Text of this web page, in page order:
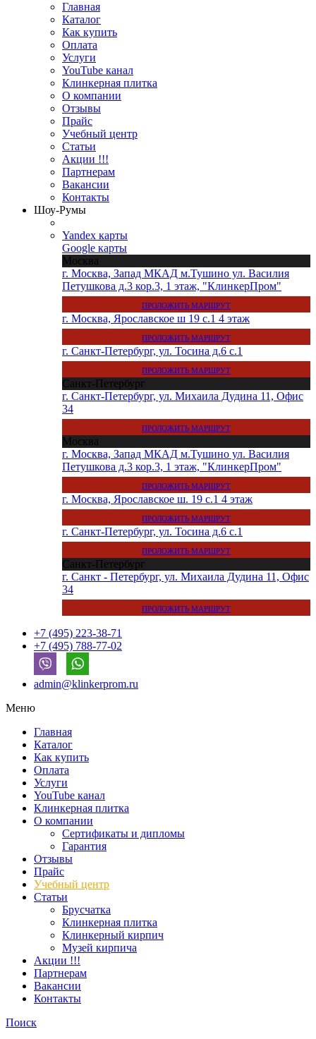
Главная
Каталог
Как купить
Оплата
Услуги
YouTube канал
Клинкерная плитка
О компании
Отзывы
Прайс
Учебный центр
Статьи
Акции !!!
Партнерам
Вакансии
Контакты
Шоу-Румы
Yandex карты
Google карты
Москва
г. Москва, Запад МКАД м.Тушино ул. Василия
Петушкова д.3 кор.3, 1 этаж, "КлинкерПром"
ПРОЛОЖИТЬ МАРШРУТ
г. Москва, Ярославское ш 19 с.1 4 этаж
ПРОЛОЖИТЬ МАРШРУТ
г. Санкт-Петербург, ул. Тосина д.6 с.1
ПРОЛОЖИТЬ МАРШРУТ
Санкт-Петербург
г. Санкт-Петербург, ул. Михаила Дудина 11, Офис
34
ПРОЛОЖИТЬ МАРШРУТ
Москва
г. Москва, Запад МКАД м.Тушино ул. Василия
Петушкова д.3 кор.3, 1 этаж, "КлинкерПром"
ПРОЛОЖИТЬ МАРШРУТ
г. Москва, Ярославское ш. 19 с.1 4 этаж
ПРОЛОЖИТЬ МАРШРУТ
г. Санкт-Петербург, ул. Тосина д.6 с.1
ПРОЛОЖИТЬ МАРШРУТ
Санкт-Петербург
г. Санкт - Петербург, ул. Михаила Дудина 11, Офис
34
ПРОЛОЖИТЬ МАРШРУТ
+7 (495) 223-38-71
+7 (495) 788-77-02
admin@klinkerprom.ru
Меню
Главная
Каталог
Как купить
Оплата
Услуги
YouTube канал
Клинкерная плитка
О компании
Сертификаты и дипломы
Гарантия
Отзывы
Прайс
Учебный центр
Статьи
Брусчатка
Клинкерная плитка
Клинкерный кирпич
Музей кирпича
Акции !!!
Партнерам
Вакансии
Контакты
Поиск